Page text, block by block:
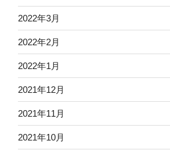
2022年3月
2022年2月
2022年1月
2021年12月
2021年11月
2021年10月